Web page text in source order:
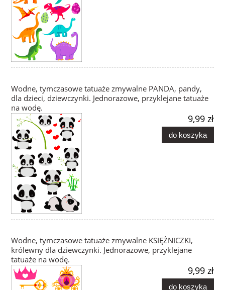
Wodne, tymczasowe tatuaże zmywalne PANDA, pandy,
dla dzieci, dziewczynki. Jednorazowe, przyklejane tatuaże
na wodę.
9,99 zł
do koszyka
Wodne, tymczasowe tatuaże zmywalne KSIĘŻNICZKI,
królewny dla dziewczynki. Jednorazowe, przyklejane
tatuaże na wodę.
9,99 zł
do koszyka